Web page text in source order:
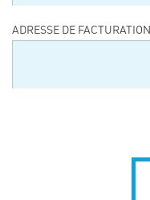
ADRESSE DE FACTURATION